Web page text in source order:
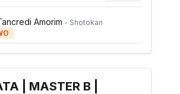
Amorim - Shotokan
| MASTER B |